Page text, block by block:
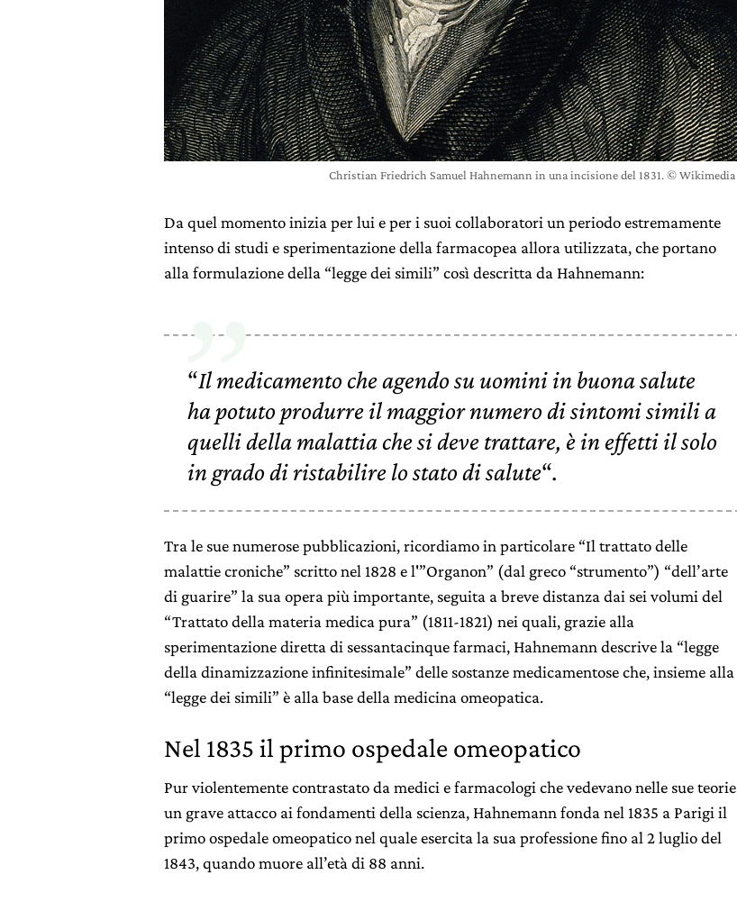
Christian Friedrich Samuel Hahnemann in una incisione del 1831. © Wikimedia
Da quel momento inizia per lui e per i suoi collaboratori un periodo estremamente
intenso di studi e sperimentazione della farmacopea allora utilizzata, che portano
alla formulazione della “legge dei simili” così descritta da Hahnemann:
“Il medicamento che agendo su uomini in buona salute
ha potuto produrre il maggior numero di sintomi simili a
quelli della malattia che si deve trattare, è in effetti il solo
in grado di ristabilire lo stato di salute“.
Tra le sue numerose pubblicazioni, ricordiamo in particolare “Il trattato delle
malattie croniche” scritto nel 1828 e l'”Organon” (dal greco “strumento”) “dell’arte
di guarire” la sua opera più importante, seguita a breve distanza dai sei volumi del
“Trattato della materia medica pura” (1811-1821) nei quali, grazie alla
sperimentazione diretta di sessantacinque farmaci, Hahnemann descrive la “legge
della dinamizzazione infinitesimale” delle sostanze medicamentose che, insieme alla
“legge dei simili” è alla base della medicina omeopatica.
Nel 1835 il primo ospedale omeopatico
Pur violentemente contrastato da medici e farmacologi che vedevano nelle sue teorie
un grave attacco ai fondamenti della scienza, Hahnemann fonda nel 1835 a Parigi il
primo ospedale omeopatico nel quale esercita la sua professione fino al 2 luglio del
1843, quando muore all’età di 88 anni.